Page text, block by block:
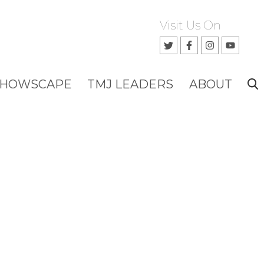
Visit Us On
TMJ LEADERS ABOUT